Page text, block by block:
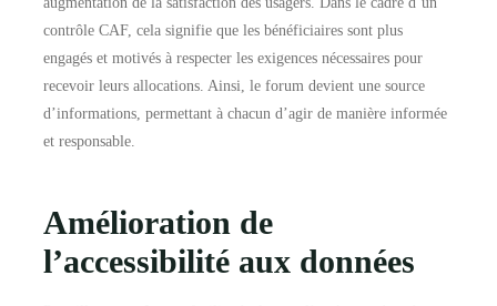
contrôle CAF, cela signifie que les bénéficiaires sont plus
engagés et motivés à respecter les exigences nécessaires pour
recevoir leurs allocations. Ainsi, le forum devient une source
d’informations, permettant à chacun d’agir de manière informée
et responsable.
Amélioration de
l’accessibilité aux données